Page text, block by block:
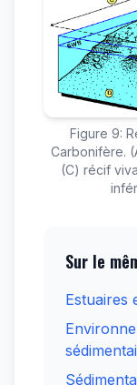
Figure 9:
Carbonifère.
(C) récif
Sur le
Estuaires